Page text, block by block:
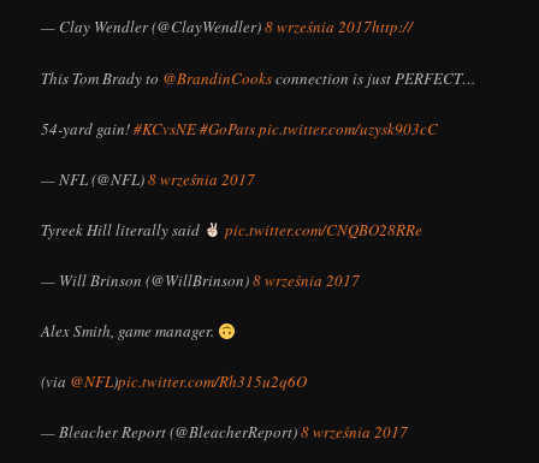
— Clay Wendler (@ClayWendler)8 września 2017http://
This Tom Brady to @BrandinCooksconnection is just PERFECT…
54-yard gain!#KCvsNE#GoPatspic.twitter.com/uzysk903cC
— NFL (@NFL)8 września 2017
Tyreek Hill literally said pic.twitter.com/CNQBO28RRe
— Will Brinson (@WillBrinson)8 września 2017
Alex Smith, game manager.
(via @NFL)pic.twitter.com/Rh315u2q6O
— Bleacher Report (@BleacherReport)8 września 2017